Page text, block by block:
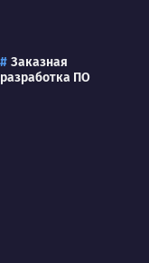
Заказная
разработка ПО